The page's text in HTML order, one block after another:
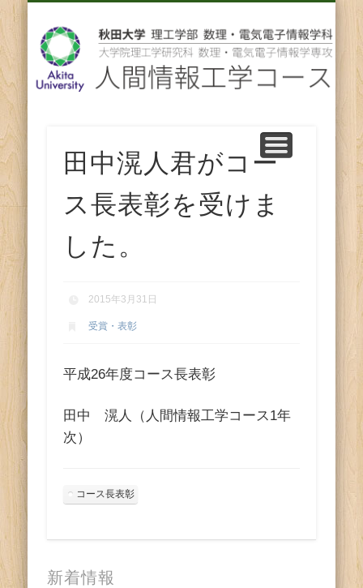
人
間
報
工
学
コ
田中滉人君がコー
ス長表彰を受けま
した。
2015年3月31日
受賞・表彰
平成26年度コース長表彰
田中 滉人（人間情報工学コース1年
次）
コース長表彰
新着情報